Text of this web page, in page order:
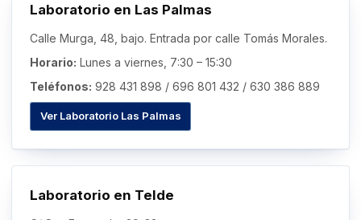
Laboratorio en Las Palmas
Calle Murga, 48, bajo. Entrada por calle Tomás Morales.
Horario: Lunes a viernes, 7:30 – 15:30
Teléfonos: 928 431 898 /696 801 432 /630 386 889
Ver Laboratorio Las Palmas
Laboratorio en Telde